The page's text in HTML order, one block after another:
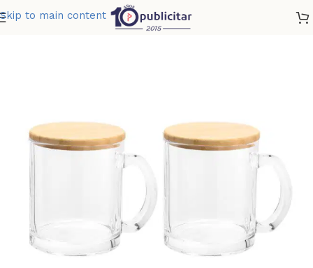
Skip to main content
SET DE TAZAS MAGUI